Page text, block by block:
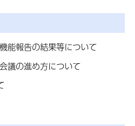
能報告の結果等について
議の進め方について